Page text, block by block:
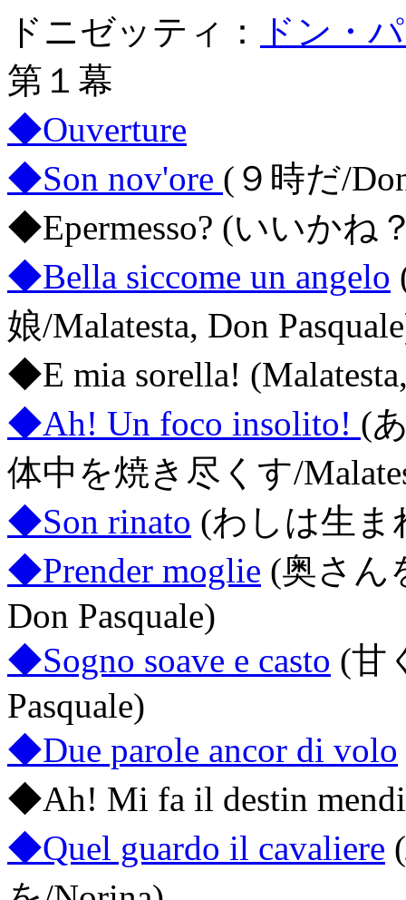
ドニゼッティ：
ドン・
第１幕
◆Ouverture
◆Son nov'ore (９時だ/
◆Epermesso? (いいかね
◆Bella siccome un angelo
娘/Malatesta, Don
◆E mia sorella!
◆Ah! Un foco insolito! (
体中を焼き尽くす/
◆Son rinato (わしは生ま
◆Prender moglie (奥さん
Don Pasquale)
◆Sogno soave e casto (甘
Pasquale)
◆Due parole ancor di volo
◆Ah! Mi fa il destin
◆Quel guardo il cavaliere